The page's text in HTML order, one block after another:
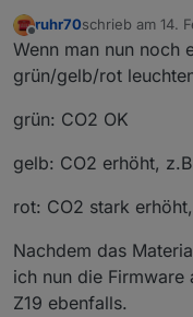
ruhr70schrieb am 14.
zuletzt editiert
Wenn man nun noch
grün/gelb/rot
grün: CO2 OK
gelb: CO2 erhöht,
rot: CO2 stark
Nachdem das
ich nun die Firmware
Z19 ebenfalls.